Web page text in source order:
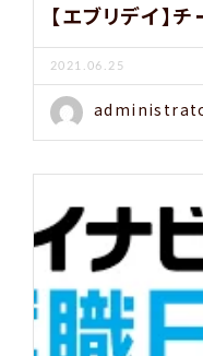
【エブリデイ】
2021.06.25